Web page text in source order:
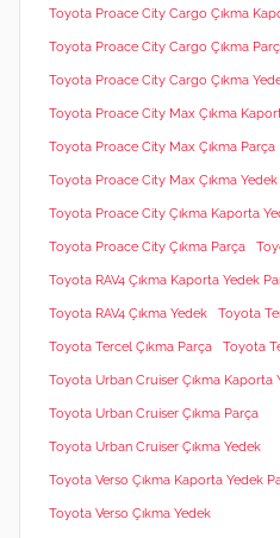
Toyota Proace City Cargo Çıkma
Toyota Proace City Cargo Çıkma
Toyota Proace City Cargo Çıkma
Toyota Proace City Max Çıkma
Toyota Proace City Max Çıkma Parça
Toyota Proace City Max Çıkma Yedek
Toyota Proace City Çıkma Kaporta
Toyota Proace City Çıkma Parça
Toyota RAV4 Çıkma Kaporta Yedek
Toyota RAV4 Çıkma Yedek Toyota
Toyota Tercel Çıkma Parça Toyota
Toyota Urban Cruiser Çıkma Kaporta
Toyota Urban Cruiser Çıkma Parça
Toyota Urban Cruiser Çıkma Yedek
Toyota Verso Çıkma Kaporta Yedek
Toyota Verso Çıkma Yedek